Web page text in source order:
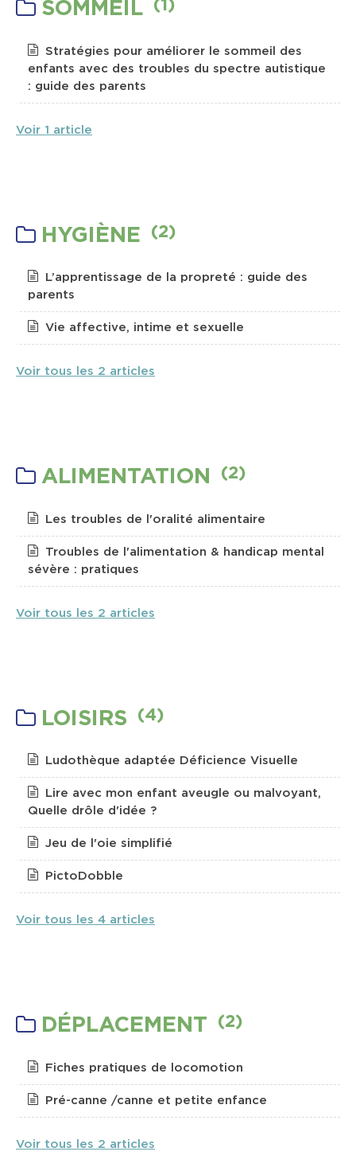
SOMMEIL (1)
Stratégies pour améliorer le sommeil des
enfants avec des troubles du spectre autistique
: guide des parents
Voir 1 article
HYGIÈNE (2)
L’apprentissage de la propreté : guide des
parents
Vie affective, intime et sexuelle
Voir tous les 2 articles
ALIMENTATION (2)
Les troubles de l'oralité alimentaire
Troubles de l'alimentation & handicap mental
sévère : pratiques
Voir tous les 2 articles
LOISIRS (4)
Ludothèque adaptée Déficience Visuelle
Lire avec mon enfant aveugle ou malvoyant,
Quelle drôle d'idée ?
Jeu de l'oie simplifié
PictoDobble
Voir tous les 4 articles
DÉPLACEMENT (2)
Fiches pratiques de locomotion
Pré-canne /canne et petite enfance
Voir tous les 2 articles